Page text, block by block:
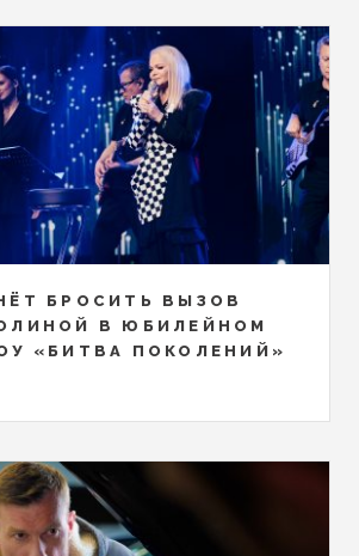
БРОСИТЬ ВЫЗОВ
В ЮБИЛЕЙНОМ
«БИТВА ПОКОЛЕНИЙ»